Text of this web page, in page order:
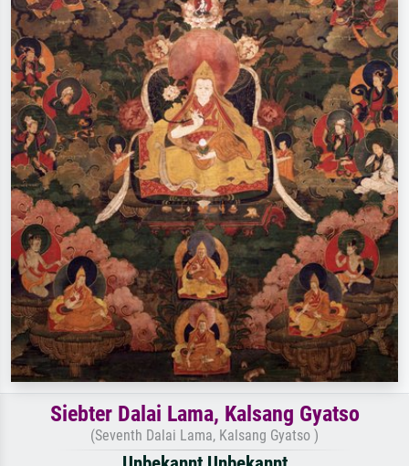
Siebter Dalai Lama, Kalsang Gyatso
(Seventh Dalai Lama, Kalsang Gyatso )